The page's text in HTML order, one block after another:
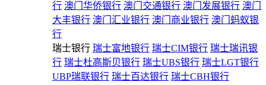
行 澳门华侨银行 澳门交通银行 澳门发展银行 澳门
大丰银行 澳门汇业银行 澳门商业银行 澳门蚂蚁银
行
瑞士银行 瑞士富地银行 瑞士CIM银行 瑞士瑞讯银
行 瑞士杜高斯贝银行 瑞士UBS银行 瑞士LGT银行
UBP瑞联银行 瑞士百达银行 瑞士CBH银行